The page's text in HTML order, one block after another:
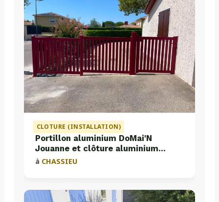
CLOTURE (INSTALLATION)
Portillon aluminium DoMai'N
Jouanne et clôture aluminium
Valette
à CHASSIEU